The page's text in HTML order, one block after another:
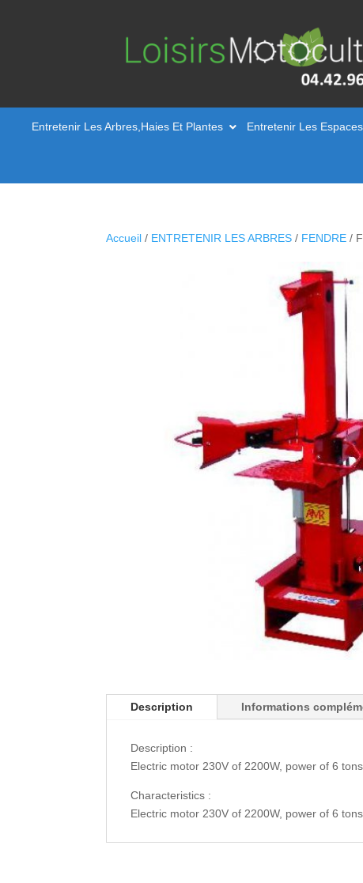
Entretenir Les Arbres,Haies Et Plantes Entretenir Les
Accueil / ENTRETENIR LES ARBRES / FENDRE /
Description Informations
Description :
Electric motor 230V of 2200W, power of 6
Characteristics :
Electric motor 230V of 2200W, power of 6